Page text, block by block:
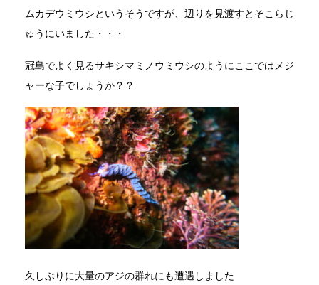
ムカデウミウシというそうですが、辺りを見渡すとそこらじ
ゅうにいました・・・
冠島でよく見るサキシマミノウミウシのようにここではメジ
ャーな子でしょうか？？
久しぶりに大量のアジの群れにも遭遇しました